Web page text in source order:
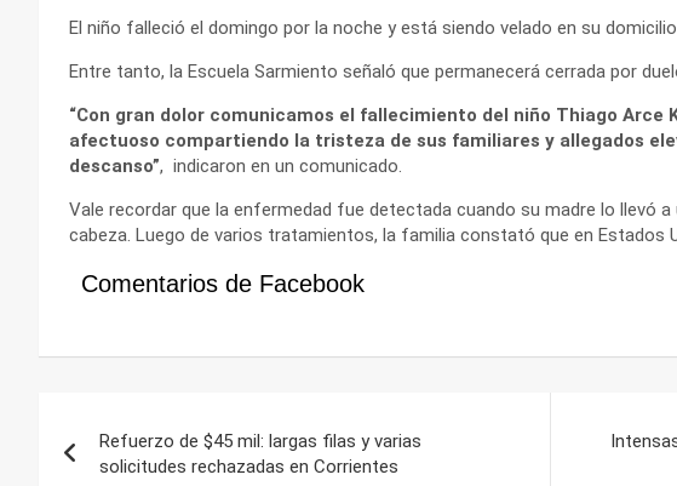
El niño falleció el domingo por la noche y está siendo velado en su
Entre tanto, la Escuela Sarmiento señaló que permanecerá cerrada por
“Con gran dolor comunicamos el fallecimiento del niño Thiago Arce
afectuoso compartiendo la tristeza de sus familiares y allegados
descanso”, indicaron en un comunicado.
Vale recordar que la enfermedad fue detectada cuando su madre lo llevó
cabeza. Luego de varios tratamientos, la familia constató que en Estados
Comentarios de Facebook
de
Refuerzo de $45 mil: largas filas y varias
solicitudes rechazadas en Corrientes